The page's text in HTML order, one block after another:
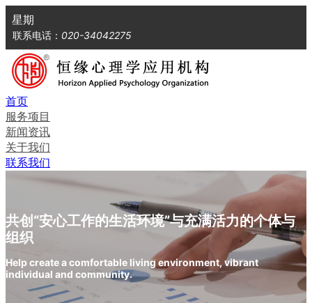
星期
联系电话： 020-34042275
首页
服务项目
新闻资讯
关于我们
联系我们
共创 “安心工作的生活环境”与充满活力的个体与
组织
Help create a comfortable living environment, vibrant
individual and community.